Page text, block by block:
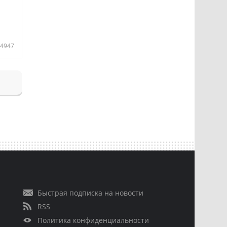
4947
Быстрая подписка на новости
RSS
Политика конфиденциальности